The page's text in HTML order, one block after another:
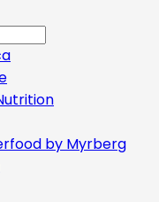
by Myrberg